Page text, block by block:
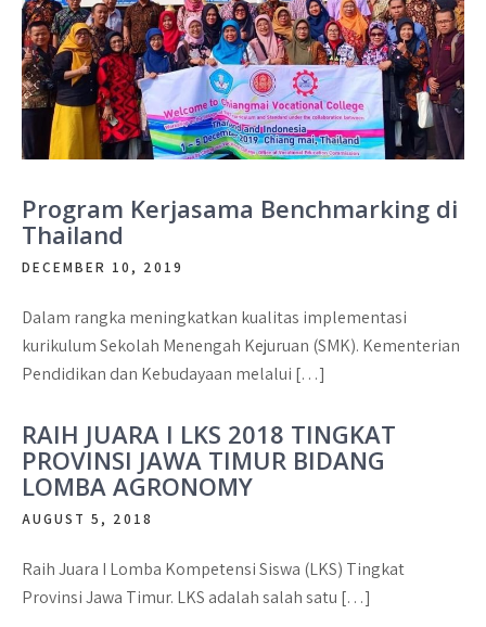
Program Kerjasama Benchmarking di
Thailand
DECEMBER 10, 2019
Dalam rangka meningkatkan kualitas implementasi
kurikulum Sekolah Menengah Kejuruan (SMK). Kementerian
Pendidikan dan Kebudayaan melalui […]
RAIH JUARA I LKS 2018 TINGKAT
PROVINSI JAWA TIMUR BIDANG
LOMBA AGRONOMY
AUGUST 5, 2018
Raih Juara I Lomba Kompetensi Siswa (LKS) Tingkat
Provinsi Jawa Timur. LKS adalah salah satu […]